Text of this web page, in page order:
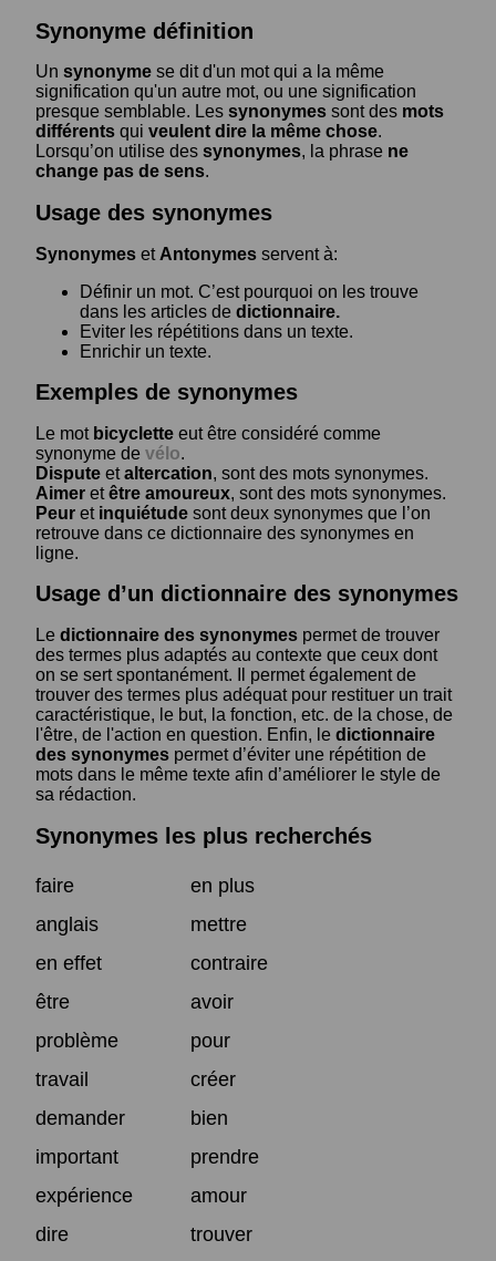
Synonyme définition
Un synonyme se dit d'un mot qui a la même
signification qu'un autre mot, ou une signification
presque semblable. Les synonymes sont des mots
différents qui veulent dire la même chose.
Lorsqu’on utilise des synonymes, la phrase ne
change pas de sens.
Usage des synonymes
Synonymes et Antonymes servent à:
Définir un mot. C’est pourquoi on les trouve
dans les articles de dictionnaire.
Eviter les répétitions dans un texte.
Enrichir un texte.
Exemples de synonymes
Le mot bicyclette eut être considéré comme
synonyme de vélo.
Dispute etaltercation, sont des mots synonymes.
Aimer etêtre amoureux, sont des mots synonymes.
Peur et inquiétude sont deux synonymes que l’on
retrouve dans ce dictionnaire des synonymes en
ligne.
Usage d’un dictionnaire des synonymes
Le dictionnaire des synonymes permet de trouver
des termes plus adaptés au contexte que ceux dont
on se sert spontanément. Il permet également de
trouver des termes plus adéquat pour restituer un trait
caractéristique, le but, la fonction, etc. de la chose, de
l'être, de l'action en question. Enfin, le dictionnaire
des synonymes permet d’éviter une répétition de
mots dans le même texte afin d’améliorer le style de
sa rédaction.
Synonymes les plus recherchés
faire
en plus
anglais
mettre
en effet
contraire
être
avoir
problème
pour
travail
créer
demander
bien
important
prendre
expérience
amour
dire
trouver